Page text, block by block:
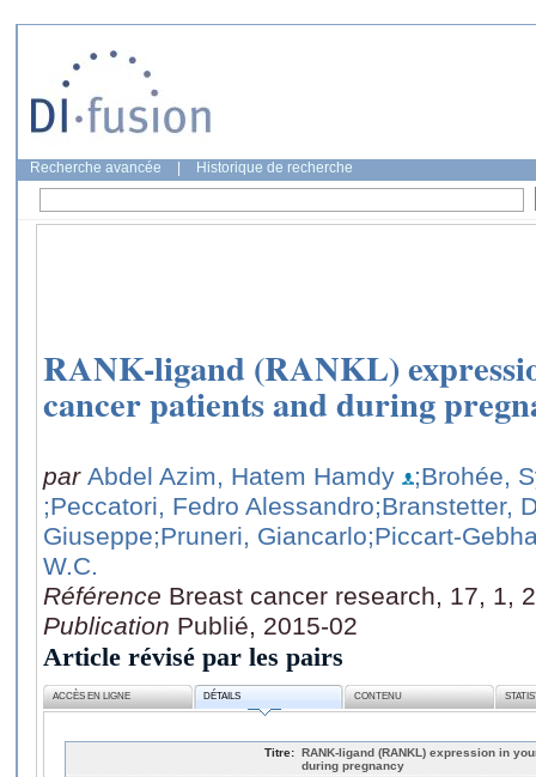
Recherche avancée Historique de recherche
RANK-ligand (RANKL)
cancer patients and during
par Abdel Azim, Hatem Hamdy
;Brohée,
;Peccatori, Fedro Alessandro;Branstetter,
Giuseppe;Pruneri, Giancarlo;Piccart-
W.C.
Référence Breast cancer research, 17, 1,
Publication Publié, 2015-02
Article révisé par les pairs
ACCÈS EN LIGNE DÉTAILS CONTENU
Titre: RANK-ligand (RANKL) expression in
during pregnancy